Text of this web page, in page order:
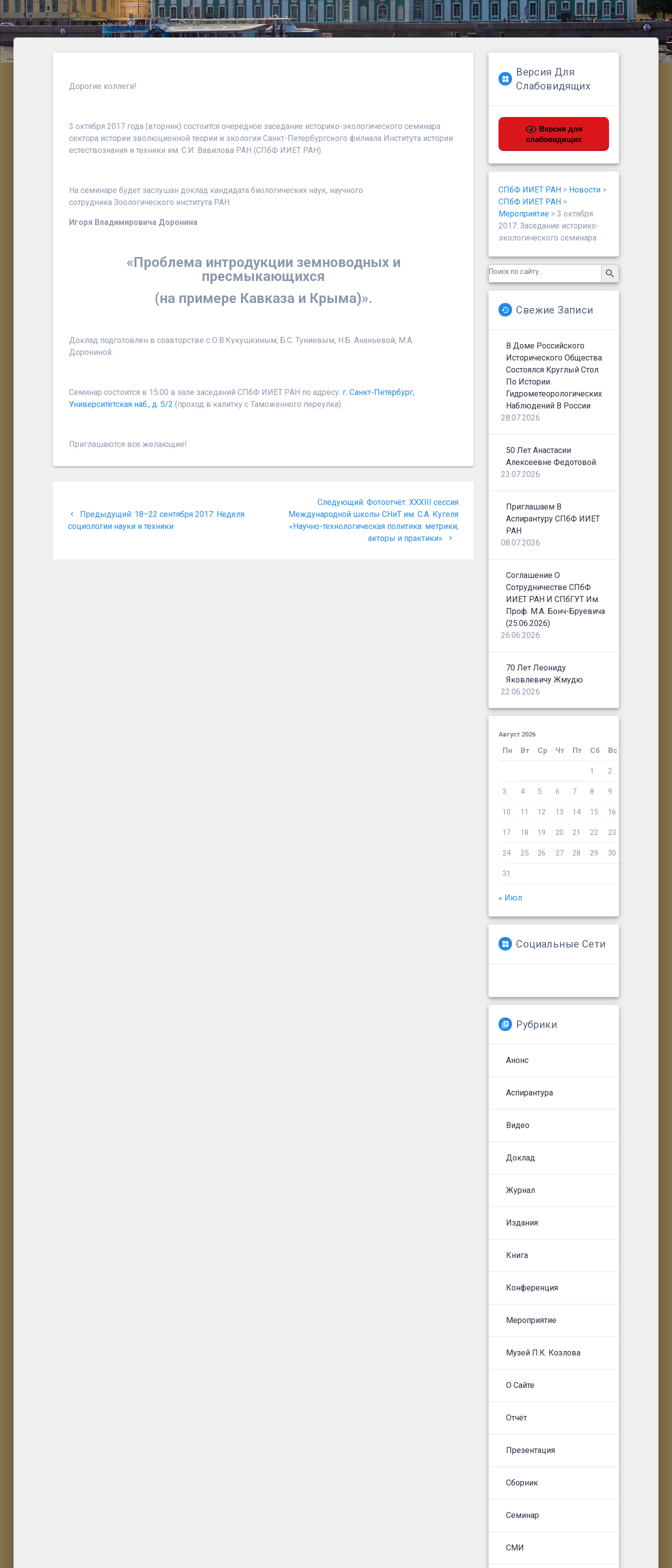
Дорогие коллеги!
3 октября 2017 года (вторник) состоится очередное заседание историко-экологического семинара
сектора истории эволюционной теории и экологии Санкт-Петербургского филиала Института истории
естествознания и техники им. С.И. Вавилова РАН (СПбФ ИИЕТ РАН).
На семинаре будет заслушан доклад кандидата биологических наук, научного
сотрудникаЗоологического института РАН
Игоря Владимировича Доронина
«Проблема интродукции земноводных и
пресмыкающихся
(на примере Кавказа и Крыма)».
Доклад подготовлен в соавторстве с О.В.Кукушкиным, Б.С. Туниевым, Н.Б. Ананьевой, М.А.
Дорониной.
Семинар состоится в 15:00 в зале заседанийСПбФ ИИЕТ РАН по адресу: г. Санкт-Петербург,
Университетская наб., д. 5/2 (проход в калитку с Таможенного переулка).
Приглашаются все желающие!
по
Предыдущий: Предыдущая
запись:
18–22 сентября 2017: Неделя
социологии науки и техники
Следующий: Следующая
запись:
Фотоотчёт: XXXIII сессия
Международной школы СНиТ им. С.А. Кугеля
«Научно-технологическая политика: метрики,
акторы и практики»
Версия Для
Слабовидящих
Версия для
слабовидящих
СПбФ ИИЕТ РАН > Новости >
СПбФ ИИЕТ РАН >
Мероприятие >3 октября
2017: Заседание историко-
экологического семинара
Search
for:
Search Button
Свежие Записи
В Доме Российского
Исторического Общества
Состоялся Круглый Стол
По Истории
Гидрометеорологических
Наблюдений В России
28.07.2026
50 Лет Анастасии
Алексеевне Федотовой
23.07.2026
Приглашаем В
Аспирантуру СПбФ ИИЕТ
РАН
08.07.2026
Соглашение О
Сотрудничестве СПбФ
ИИЕТ РАН И СПбГУТ Им.
Проф. М.А. Бонч-Бруевича
(25.06.2026)
26.06.2026
70 Лет Леониду
Яковлевичу Жмудю
22.06.2026
Август 2026
Пн Вт Ср Чт Пт Сб Вс
1 2
3 4 5 6 7 8 9
10 11 12 13 14 15 16
17 18 19 20 21 22 23
24 25 26 27 28 29 30
31
« Июл
Социальные Сети
Рубрики
Анонс
Аспирантура
Видео
Доклад
Журнал
Издания
Книга
Конференция
Мероприятие
Музей П.К. Козлова
О Сайте
Отчёт
Презентация
Сборник
Семинар
СМИ